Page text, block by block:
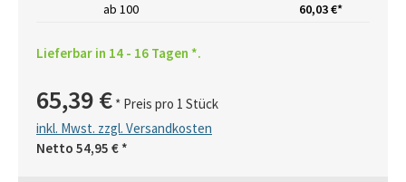
ab 100 60,03 €*
Lieferbar in 14 - 16 Tagen *.
65,39 € * Preis pro 1 Stück
inkl. Mwst. zzgl. Versandkosten
Netto 54,95 € *